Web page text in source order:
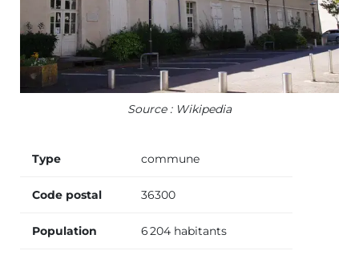
Source : Wikipedia
Type commune
Code postal 36300
Population 6 204 habitants